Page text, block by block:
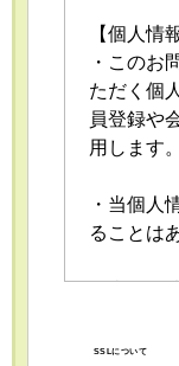
【個人情
・このお
ただく個
員登録や
用します。
・当個人
ることは
おける個
SSLについて